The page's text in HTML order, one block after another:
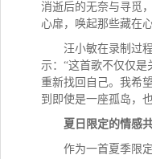
消逝后的无奈与寻觅
心扉，唤起那些藏在
汪小敏在录制过
示： “这首歌不仅仅是
重新找回自己。我希
到即使是一座孤岛，
夏日限定的情感
作为一首夏季限